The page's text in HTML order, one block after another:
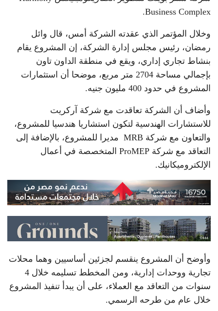
Business Complex.
وخلال المؤتمر الذي عقدته الشركة أمس، قال وائل
رمضان، رئيس مجلس إدارة الشركة، إن المشروع يقام
بنشاط تجاري إداري، ويقع في منطقة الداون تاون
بإجمالي مساحة 2704 متر مربع، موضحا أن استثمارات
المشروع في حدود 400 مليون جنيه.
وأضاف أن الشركة تعاقدت مع شركة آركريت
للاستشارات الهندسية لتكون استشاريا هندسيا للمشروع،
والتعاون مع شركة MRB مديرا للمشروع، بالإضافة إلى
التعاقد مع شركة ProMEP المتخصصة في أعمال
الإلكتروميكانيك.
وأوضح أن المشروع ينقسم لجزئين أساسيين وهما محلات
تجارية ووحدات إدارية، ومن المخطط تسليمه خلال 4
سنوات من التعاقد مع العملاء، على أن يبدأ تنفيذ المشروع
خلال عام من طرحه الرسمي.